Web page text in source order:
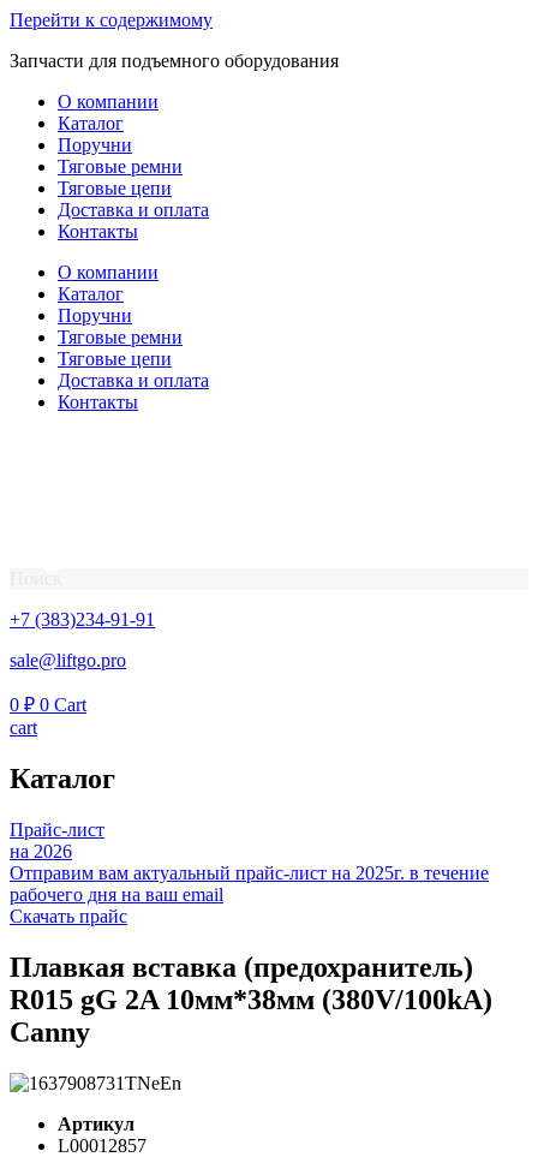
Перейти к содержимому
Запчасти для подъемного оборудования
О компании
Каталог
Поручни
Тяговые ремни
Тяговые цепи
Доставка и оплата
Контакты
О компании
Каталог
Поручни
Тяговые ремни
Тяговые цепи
Доставка и оплата
Контакты
+7 (383)234-91-91
sale@liftgo.pro
0 ₽ 0 Cart
cart
Каталог
Прайс-лист
на 2026
Отправим вам актуальный прайс-лист на 2025г. в течение
рабочего дня на ваш email
Скачать прайс
Плавкая вставка (предохранитель)
R015 gG 2A 10мм*38мм (380V/100kA)
Canny
Артикул
L00012857